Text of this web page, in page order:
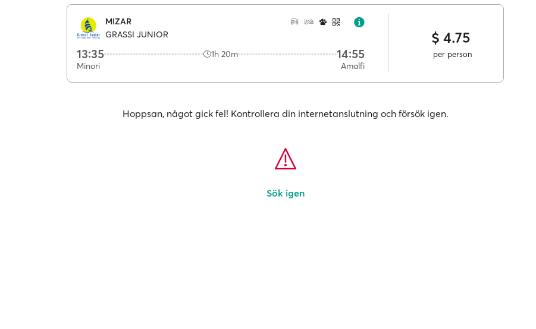
MIZAR
GRASSI JUNIOR
13:35 1h 20m 14:55
Minori Amalfi
$ 4.75
per person
Hoppsan, något gick fel! Kontrollera din internetanslutning och försök igen.
Sök igen